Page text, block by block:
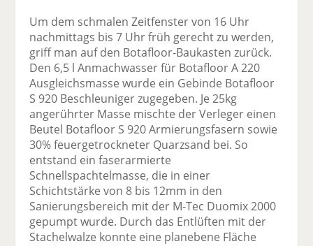
Um dem schmalen Zeitfenster von 16 Uhr
nachmittags bis 7 Uhr früh gerecht zu werden,
griff man auf den Botafloor-Baukasten zurück.
Den 6,5 l Anmachwasser für Botafloor A 220
Ausgleichsmasse wurde ein Gebinde Botafloor
S 920 Beschleuniger zugegeben. Je 25kg
angerührter Masse mischte der Verleger einen
Beutel Botafloor S 920 Armierungsfasern sowie
30% feuergetrockneter Quarzsand bei. So
entstand ein faserarmierte
Schnellspachtelmasse, die in einer
Schichtstärke von 8 bis 12mm in den
Sanierungsbereich mit der M-Tec Duomix 2000
gepumpt wurde. Durch das Entlüften mit der
Stachelwalze konnte eine planebene Fläche